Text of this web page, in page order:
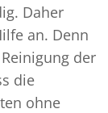
Daher
an. Denn
der
die
ohne